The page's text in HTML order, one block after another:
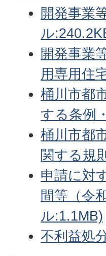
開発事業
ル
開発事業
用専用住
桶川市都
する条例
桶川市都
関する規
申請に対
間等（令
ル:1.1MB)
不利益処